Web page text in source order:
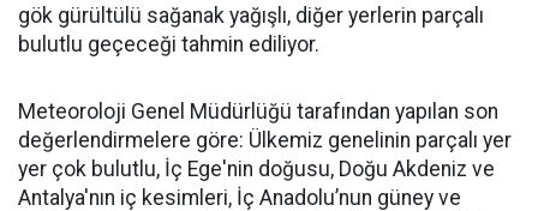
gök gürültülü sağanak yağışlı, diğer yerlerin parçalı
bulutlu geçeceği tahmin ediliyor.
Meteoroloji Genel Müdürlüğü tarafından yapılan son
değerlendirmelere göre: Ülkemiz genelinin parçalı yer
yer çok bulutlu, İç Ege'nin doğusu, Doğu Akdeniz ve
Antalya'nın iç kesimleri, İç Anadolu’nun güney ve